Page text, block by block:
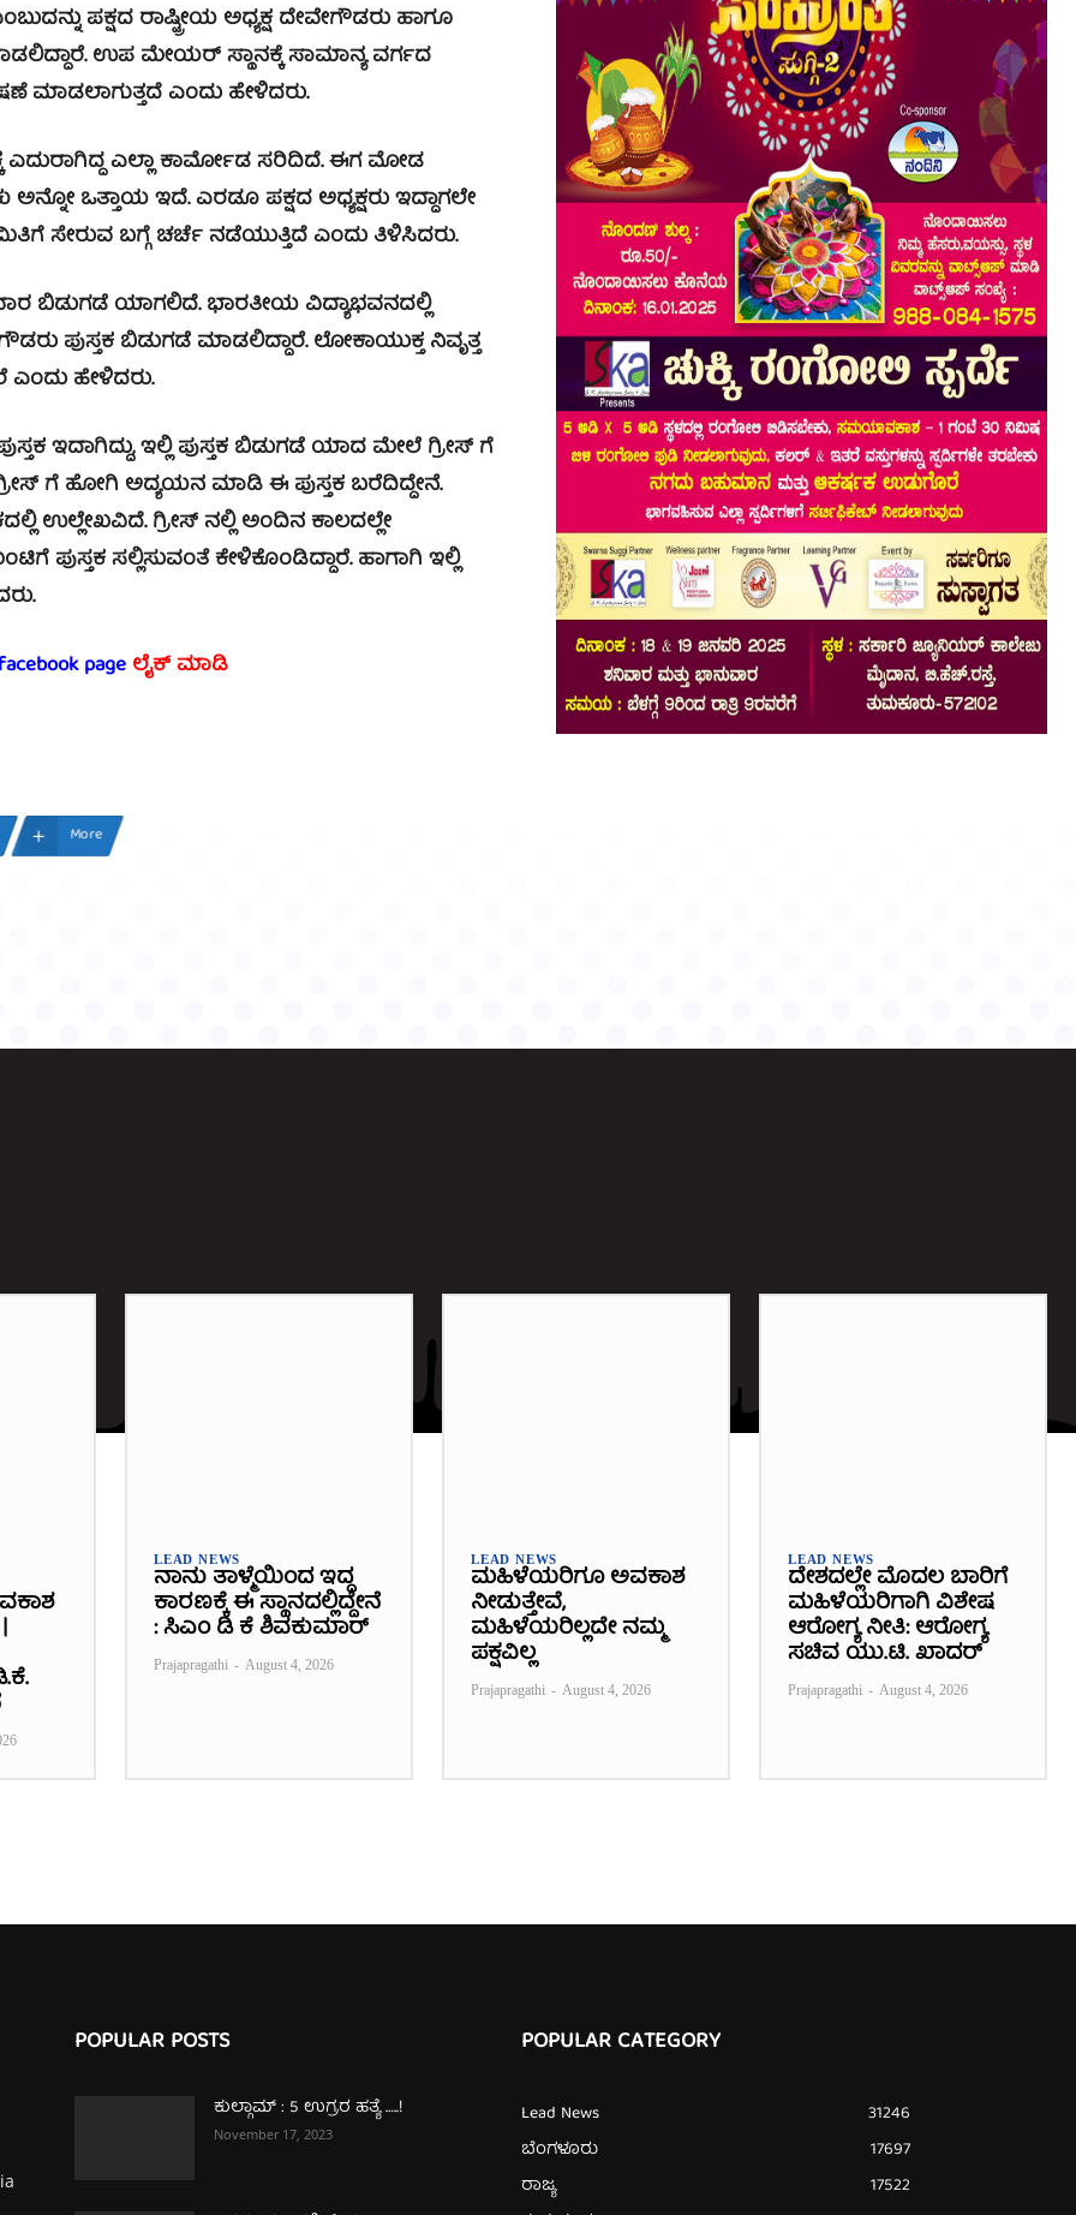
ರಾಷ್ಟ್ರೀಯ ಅಧ್ಯಕ್ಷ ದೇವೇಗೌಡರು ಹಾಗೂ
ಉಪ ಮೇಯರ್ ಸ್ಥಾನಕ್ಕೆ ಸಾಮಾನ್ಯ ವರ್ಗದ
ಎಂದು ಹೇಳಿದರು.
ಎದುರಾಗಿದ್ದ ಎಲ್ಲಾ ಕಾರ್ಮೋಡ ಸರಿದಿದೆ. ಈಗ ಮೋಡ
ಒತ್ತಾಯ ಇದೆ. ಎರಡೂ ಪಕ್ಷದ ಅಧ್ಯಕ್ಷರು ಇದ್ದಾಗಲೇ
ಸೇರುವ ಬಗ್ಗೆ ಚರ್ಚೆ ನಡೆಯುತ್ತಿದೆ ಎಂದು ತಿಳಿಸಿದರು.
ಬಿಡುಗಡೆ ಯಾಗಲಿದೆ. ಭಾರತೀಯ ವಿದ್ಯಾಭವನದಲ್ಲಿ
ಪುಸ್ತಕ ಬಿಡುಗಡೆ ಮಾಡಲಿದ್ದಾರೆ. ಲೋಕಾಯುಕ್ತ ನಿವೃತ್ತ
ಹೇಳಿದರು.
ಇಲ್ಲಿ ಪುಸ್ತಕ ಬಿಡುಗಡೆ ಯಾದ ಮೇಲೆ ಗ್ರೀಸ್ ಗೆ
ಗೆ ಹೋಗಿ ಅದ್ಯಯನ ಮಾಡಿ ಈ ಪುಸ್ತಕ ಬರೆದಿದ್ದೇನೆ.
ಉಲ್ಲೇಖವಿದೆ. ಗ್ರೀಸ್ ನಲ್ಲಿ ಅಂದಿನ ಕಾಲದಲ್ಲೇ
ಪುಸ್ತಕ ಸಲ್ಲಿಸುವಂತೆ ಕೇಳಿಕೊಂಡಿದ್ದಾರೆ. ಹಾಗಾಗಿ ಇಲ್ಲಿ
page ಲೈಕ್ ಮಾಡಿ
More
LEAD NEWS
ನಾನು ತಾಳ್ಮೆಯಿಂದ ಇದ್ದ
ಕಾರಣಕ್ಕೆ ಈ ಸ್ಥಾನದಲ್ಲಿದ್ದೇನೆ
: ಸಿಎಂ ಡಿ ಕೆ ಶಿವಕುಮಾರ್
Prajapragathi - August 4, 2026
LEAD NEWS
ಮಹಿಳೆಯರಿಗೂ ಅವಕಾಶ
ನೀಡುತ್ತೇವೆ,
ಮಹಿಳೆಯರಿಲ್ಲದೇ ನಮ್ಮ
ಪಕ್ಷವಿಲ್ಲ
Prajapragathi - August 4, 2026
LEAD NEWS
ದೇಶದಲ್ಲೇ ಮೊದಲ ಬಾರಿಗೆ
ಮಹಿಳೆಯರಿಗಾಗಿ ವಿಶೇಷ
ಆರೋಗ್ಯ ನೀತಿ: ಆರೋಗ್ಯ
ಸಚಿವ ಯು.ಟಿ. ಖಾದರ್
Prajapragathi - August 4, 2026
POPULAR POSTS
ಕುಲ್ಗಾಮ್‌ : 5 ಉಗ್ರರ ಹತ್ಯೆ …..!
November 17, 2023
POPULAR CATEGORY
Lead News
31246
ಬೆಂಗಳೂರು
17697
ರಾಜ್ಯ
17522